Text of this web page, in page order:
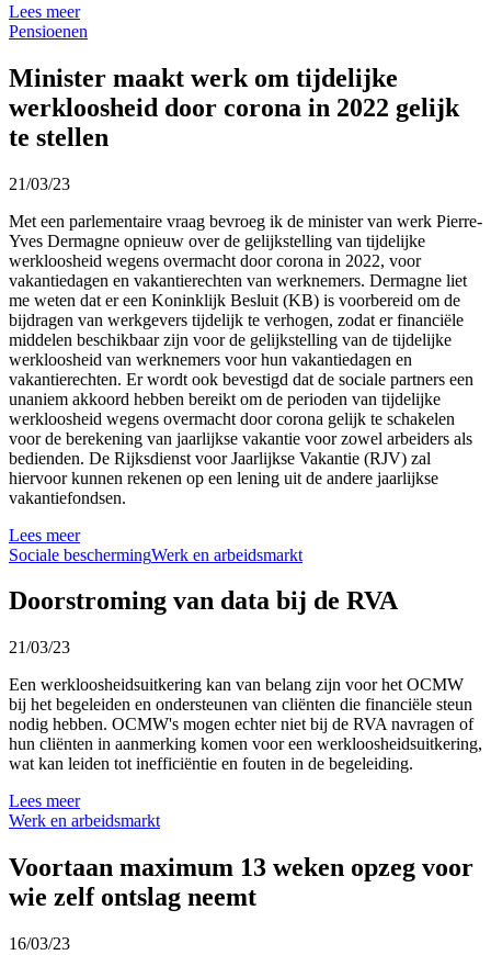
Lees meer
Pensioenen
Minister maakt werk om tijdelijke
werkloosheid door corona in 2022 gelijk
te stellen
21/03/23
Met een parlementaire vraag bevroeg ik de minister van werk Pierre-
Yves Dermagne opnieuw over de gelijkstelling van tijdelijke
werkloosheid wegens overmacht door corona in 2022, voor
vakantiedagen en vakantierechten van werknemers. Dermagne liet
me weten dat er een Koninklijk Besluit (KB) is voorbereid om de
bijdragen van werkgevers tijdelijk te verhogen, zodat er financiële
middelen beschikbaar zijn voor de gelijkstelling van de tijdelijke
werkloosheid van werknemers voor hun vakantiedagen en
vakantierechten. Er wordt ook bevestigd dat de sociale partners een
unaniem akkoord hebben bereikt om de perioden van tijdelijke
werkloosheid wegens overmacht door corona gelijk te schakelen
voor de berekening van jaarlijkse vakantie voor zowel arbeiders als
bedienden. De Rijksdienst voor Jaarlijkse Vakantie (RJV) zal
hiervoor kunnen rekenen op een lening uit de andere jaarlijkse
vakantiefondsen.
Lees meer
Sociale beschermingWerk en arbeidsmarkt
Doorstroming van data bij de RVA
21/03/23
Een werkloosheidsuitkering kan van belang zijn voor het OCMW
bij het begeleiden en ondersteunen van cliënten die financiële steun
nodig hebben. OCMW's mogen echter niet bij de RVA navragen of
hun cliënten in aanmerking komen voor een werkloosheidsuitkering,
wat kan leiden tot inefficiëntie en fouten in de begeleiding.
Lees meer
Werk en arbeidsmarkt
Voortaan maximum 13 weken opzeg voor
wie zelf ontslag neemt
16/03/23